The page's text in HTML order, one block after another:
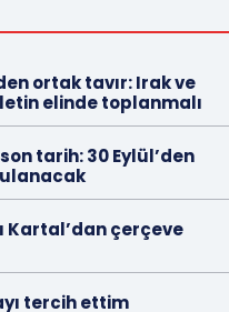
ortak tavır: Irak ve
elinde toplanmalı
tarih: 30 Eylül’den
Kartal’dan çerçeve
tercih ettim